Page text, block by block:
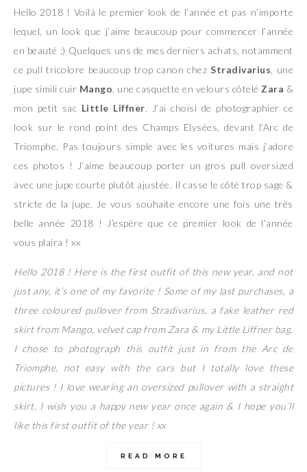
Hello 2018 ! Voilà le premier look de l’année et pas n’importe
lequel, un look que j’aime beaucoup pour commencer l’année
en beauté ;) Quelques uns de mes derniers achats, notamment
ce pull tricolore beaucoup trop canon chez Stradivarius , une
jupe simili cuir Mango , une casquette en velours côtelé Zara &
mon petit sac Little Liffner. J’ai choisi de photographier ce
look sur le rond point des Champs Elysées, devant l’Arc de
Triomphe. Pas toujours simple avec les voitures mais j’adore
ces photos ! J’aime beaucoup porter un gros pull oversized
avec une jupe courte plutôt ajustée. Il casse le côté trop sage &
stricte de la jupe. Je vous souhaite encore une fois une très
belle année 2018 ! J’espère que ce premier look de l’année
vous plaira ! xx
Hello 2018 ! Here is the first outfit of this new year, and not
just any, it’s one of my favorite ! Some of my last purchases, a
three coloured pullover from Stradivarius, a fake leather red
skirt from Mango, velvet cap from Zara & my Little Liffner bag.
I chose to photograph this outfit just in from the Arc de
Triomphe, not easy with the cars but I totally love these
pictures ! I love wearing an oversized pullover with a straight
skirt. I wish you a happy new year once again & I hope you’ll
like this first outfit of the year ! xx
READ MORE